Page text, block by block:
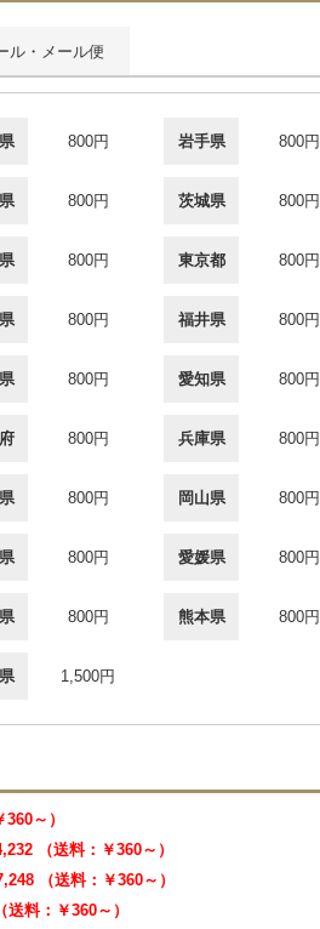
ル・メール便
800円 岩手県 800円
800円 茨城県 800円
800円 東京都 800円
800円 福井県 800円
800円 愛知県 800円
800円 兵庫県 800円
800円 岡山県 800円
800円 愛媛県 800円
800円 熊本県 800円
1,500円
～）
（送料：￥360～）
（送料：￥360～）
送料：￥360～）